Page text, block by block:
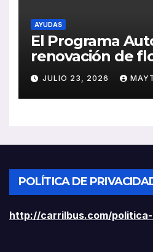
AYUDAS
El Programa
renovación de
ayudas a
ligeros
JULIO 23, 2026
POLÍTICA DE
http://carrilbus.com/